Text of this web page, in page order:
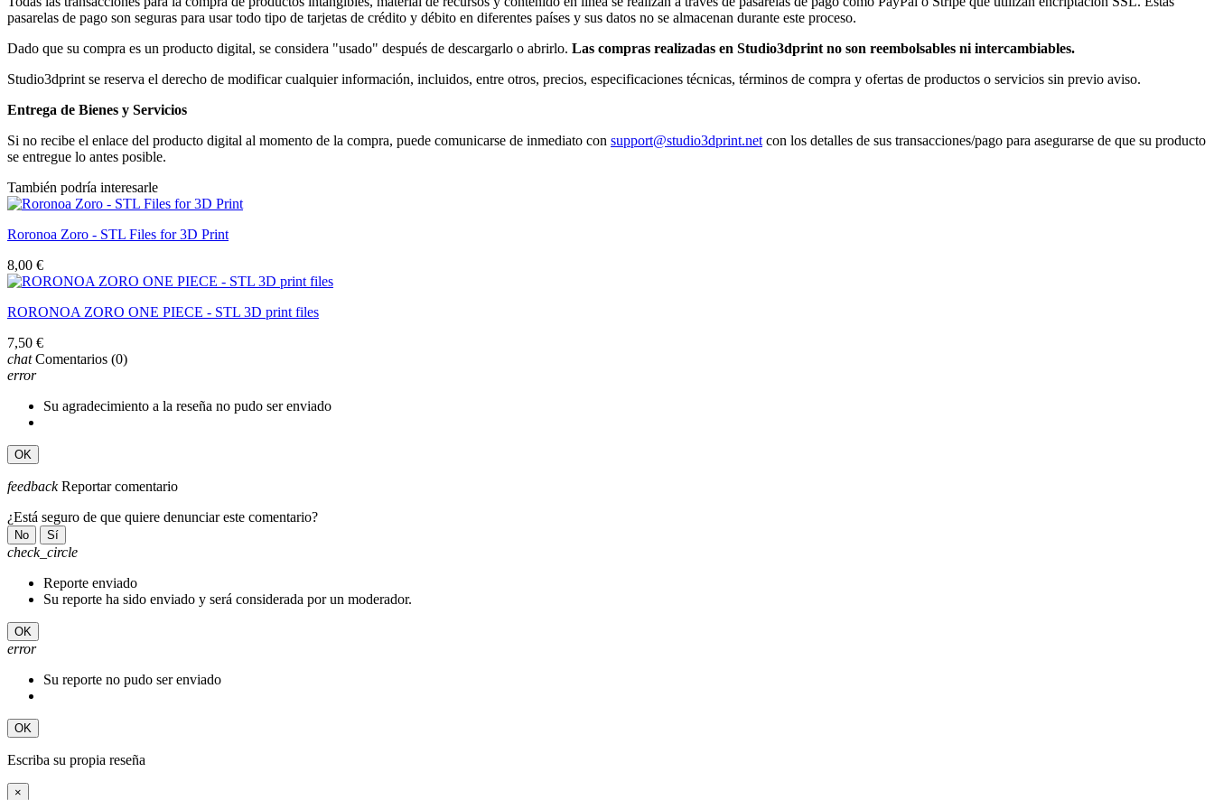
pasarelas de pago son seguras para usar todo tipo de tarjetas de crédito y débito en diferentes países y sus datos no se almacenan durante este proceso.
Dado que su compra es un producto digital, se considera "usado" después de descargarlo o abrirlo. Las compras realizadas en Studio3dprint no son reembolsables ni intercambiables.
Studio3dprint se reserva el derecho de modificar cualquier información, incluidos, entre otros, precios, especificaciones técnicas, términos de compra y ofertas de productos o servicios sin previo aviso.
Entrega de Bienes y Servicios
Si no recibe el enlace del producto digital al momento de la compra, puede comunicarse de inmediato con support@studio3dprint.net con los detalles de sus transacciones/pago para asegurarse de que su producto
se entregue lo antes posible.
También podría interesarle
Roronoa Zoro - STL Files for 3D Print
8,00 €
RORONOA ZORO ONE PIECE - STL 3D print files
7,50 €
chat Comentarios (0)
error
Su agradecimiento a la reseña no pudo ser enviado
OK
feedback Reportar comentario
¿Está seguro de que quiere denunciar este comentario?
No Sí
check_circle
Reporte enviado
Su reporte ha sido enviado y será considerada por un moderador.
OK
error
Su reporte no pudo ser enviado
OK
Escriba su propia reseña
×